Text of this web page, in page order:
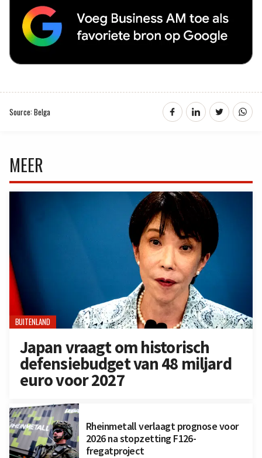
Source: Belga
MEER
BUITENLAND
Japan vraagt om historisch
defensiebudget van 48 miljard
euro voor 2027
Rheinmetall verlaagt prognose voor
2026 na stopzetting F126-
fregatproject